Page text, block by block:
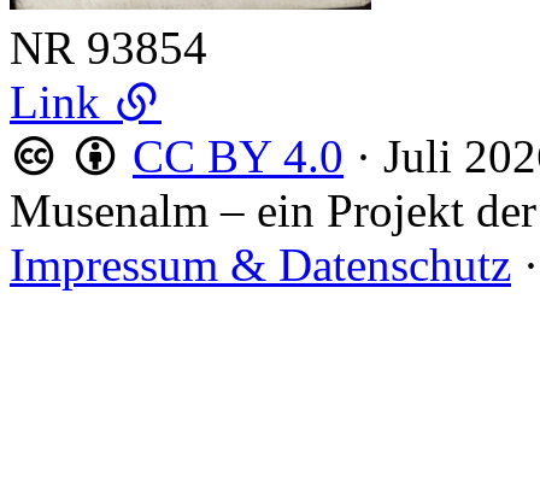
NR 93854
Link
CC BY 4.0 · Juli
Musenalm – ein Projekt der
Impressum & Datenschutz ·